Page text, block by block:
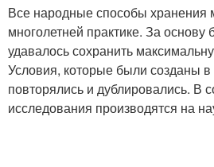
Все народные способы хранения
многолетней практике. За основу
удавалось сохранить
Условия, которые были созданы в
повторялись и дублировались. В
исследования производятся на